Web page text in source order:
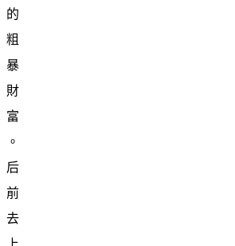
的
粗
暴
財
富
。
后
前
去